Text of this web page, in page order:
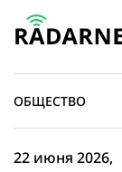
ОБЩЕСТВО
22 июня 2026,